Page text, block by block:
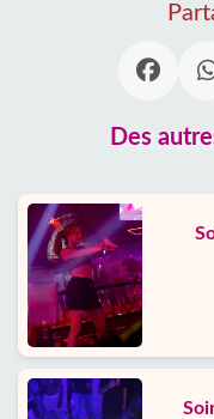
Des